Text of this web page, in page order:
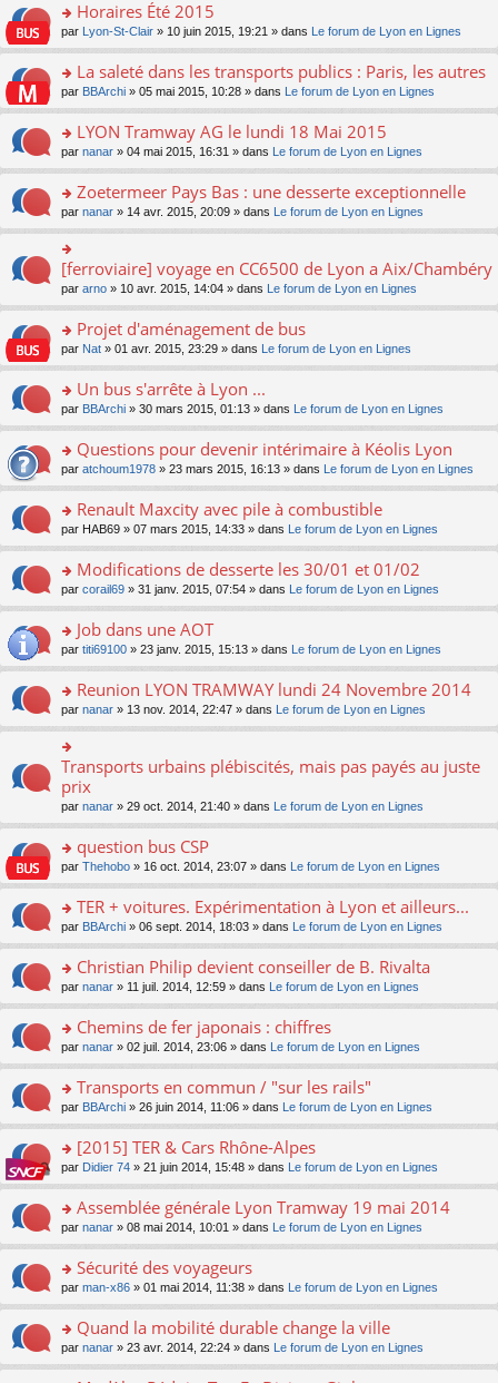
ult
er
le
m
e
a
g
e
n
n
le
u
s
c
e
nt
o
n
ult
er
le
m
e
a
g
e
n
o
lu
pl
u
s
c
e
nt
Horaires Été 2015
par Lyon-St-Clair » 10 juin 2015, 19:21 » dans Le forum de Lyon en Lignes
o
n
ult
er
le
m
e
s
g
e
n
o
lu
pl
u
s
c
e
nt
La saleté dans les transports publics : Paris, les autres
par BBArchi » 05 mai 2015, 10:28 » dans Le forum de Lyon en Lignes
o
n
ult
er
le
m
e
s
g
e
n
o
lu
pl
u
s
c
e
nt
LYON Tramway AG le lundi 18 Mai 2015
par nanar » 04 mai 2015, 16:31 » dans Le forum de Lyon en Lignes
o
n
s
ult
er
le
m
e
s
g
e
n
o
lu
pl
u
s
c
e
nt
Zoetermeer Pays Bas : une desserte exceptionnelle
par nanar » 14 avr. 2015, 20:09 » dans Le forum de Lyon en Lignes
o
n
er
le
m
e
s
a
g
e
n
n
lu
le
pl
u
c
e
nt
[ferroviaire] voyage en CC6500 de Lyon a Aix/Chambéry
par arno » 10 avr. 2015, 14:04 » dans Le forum de Lyon en Lignes
o
n
ult
er
le
m
e
a
g
e
n
n
le
pl
u
ré
c
e
nt
Projet d'aménagement de bus
par Nat » 01 avr. 2015, 23:29 » dans Le forum de Lyon en Lignes
o
n
ult
er
le
m
e
a
g
e
n
n
le
pl
u
s
ré
c
e
nt
Un bus s'arrête à Lyon ...
par BBArchi » 30 mars 2015, 01:13 » dans Le forum de Lyon en Lignes
o
n
ult
er
le
m
e
a
g
e
n
n
le
u
s
e
nt
Questions pour devenir intérimaire à Kéolis Lyon
par atchoum1978 » 23 mars 2015, 16:13 » dans Le forum de Lyon en Lignes
o
n
ult
er
le
m
e
a
g
e
n
o
lu
le
pl
u
s
e
nt
Renault Maxcity avec pile à combustible
par HAB69 » 07 mars 2015, 14:33 » dans Le forum de Lyon en Lignes
o
n
ult
er
le
m
e
s
g
e
n
o
lu
le
pl
u
s
e
nt
Modifications de desserte les 30/01 et 01/02
par corail69 » 31 janv. 2015, 07:54 » dans Le forum de Lyon en Lignes
o
n
ult
er
le
m
s
s
a
e
n
o
lu
le
pl
u
s
e
nt
Job dans une AOT
par titi69100 » 23 janv. 2015, 15:13 » dans Le forum de Lyon en Lignes
o
n
s
ult
er
le
m
e
s
a
e
n
o
lu
le
pl
u
s
e
nt
Reunion LYON TRAMWAY lundi 24 Novembre 2014
par nanar » 13 nov. 2014, 22:47 » dans Le forum de Lyon en Lignes
o
n
s
ult
er
le
m
e
s
a
g
e
n
lu
le
pl
u
ré
c
e
nt
Transports urbains plébiscités, mais pas payés au juste
prix
par nanar » 29 oct. 2014, 21:40 » dans Le forum de Lyon en Lignes
o
n
ult
er
le
m
e
a
g
e
n
n
le
pl
u
ré
c
e
nt
question bus CSP
par Thehobo » 16 oct. 2014, 23:07 » dans Le forum de Lyon en Lignes
o
n
ult
er
le
m
e
a
g
e
n
n
le
pl
u
ré
c
e
nt
TER + voitures. Expérimentation à Lyon et ailleurs...
par BBArchi » 06 sept. 2014, 18:03 » dans Le forum de Lyon en Lignes
o
n
ult
er
le
m
e
a
g
e
n
n
le
pl
u
ré
c
e
Christian Philip devient conseiller de B. Rivalta
par nanar » 11 juil. 2014, 12:59 » dans Le forum de Lyon en Lignes
o
n
ult
er
le
m
e
a
g
e
n
n
le
pl
u
Chemins de fer japonais : chiffres
par nanar » 02 juil. 2014, 23:06 » dans Le forum de Lyon en Lignes
o
n
ult
er
le
m
e
a
g
e
n
n
Transports en commun / "sur les rails"
par BBArchi » 26 juin 2014, 11:06 » dans Le forum de Lyon en Lignes
o
n
ult
er
le
m
e
a
g
e
[2015] TER & Cars Rhône-Alpes
par Didier 74 » 21 juin 2014, 15:48 » dans Le forum de Lyon en Lignes
o
n
ult
er
le
m
e
Assemblée générale Lyon Tramway 19 mai 2014
par nanar » 08 mai 2014, 10:01 » dans Le forum de Lyon en Lignes
o
n
ult
er
le
Sécurité des voyageurs
par man-x86 » 01 mai 2014, 11:38 » dans Le forum de Lyon en Lignes
o
n
Quand la mobilité durable change la ville
par nanar » 23 avr. 2014, 22:24 » dans Le forum de Lyon en Lignes